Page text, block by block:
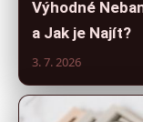
Výhodné
a Jak je Najít?
3. 7. 2026